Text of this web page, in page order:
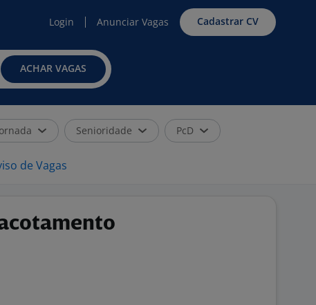
Login Anunciar Vagas Cadastrar CV
ACHAR VAGAS
Senioridade PcD
de Vagas